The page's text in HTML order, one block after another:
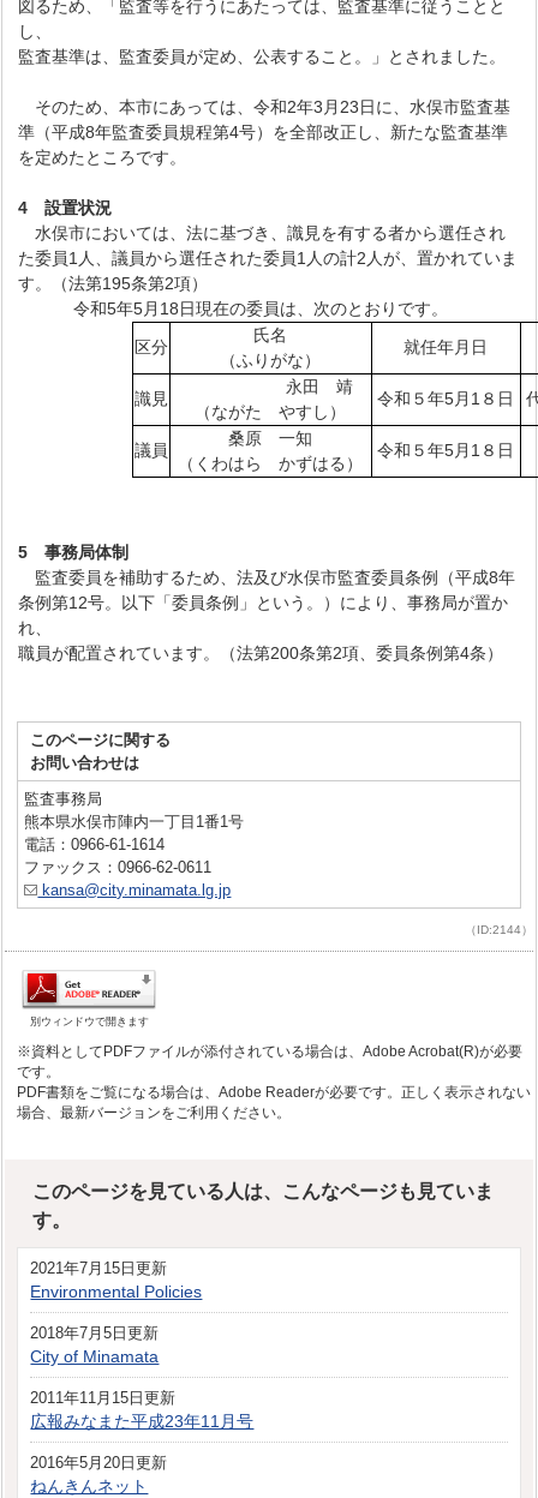
図るため、「監査等を行うにあたっては、監査基準に従うことと
し、
監査基準は、監査委員が定め、公表すること。」とされました。
そのため、本市にあっては、令和2年3月23日に、水俣市監査基
準（平成8年監査委員規程第4号）を全部改正し、新たな監査基準
を定めたところです。
4設置状況
水俣市においては、法に基づき、識見を有する者から選任され
た委員1人、議員から選任された委員1人の計2人が、置かれていま
す。（法第195条第2項）
令和5年5月18日現在の委員は、次のとおりです。
区分
氏名
（ふりがな）
就任年月日
識見
永田 靖
（ながた やすし）
令和５年5月1８日
議員
桑原 一知
（くわはら かずはる）
令和５年5月1８日
5事務局体制
監査委員を補助するため、法及び水俣市監査委員条例（平成8年
条例第12号。以下「委員条例」という。）により、事務局が置か
れ、
職員が配置されています。（法第200条第2項、委員条例第4条）
このページに関する
お問い合わせは
監査事務局
熊本県水俣市陣内一丁目1番1号
電話：0966-61-1614
ファックス：0966-62-0611
kansa@city.minamata.lg.jp
（ID:2144）
別ウィンドウで開きます
※資料としてPDFファイルが添付されている場合は、Adobe Acrobat(R)が必要
です。
PDF書類をご覧になる場合は、Adobe Readerが必要です。正しく表示されない
場合、最新バージョンをご利用ください。
このページを見ている人は、こんなページも見ていま
す。
2021年7月15日更新
Environmental Policies
2018年7月5日更新
City of Minamata
2011年11月15日更新
広報みなまた平成23年11月号
2016年5月20日更新
ねんきんネット